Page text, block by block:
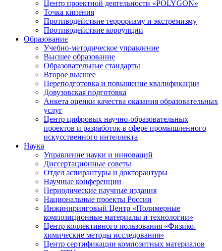
Центр проектной деятельности «POLYGON»
Точка кипения
Противодействие терроризму и экстремизму
Противодействие коррупции
Образование
Учебно-методическое управление
Высшее образование
Образовательные стандарты
Второе высшее
Переподготовка и повышение квалификации
Довузовская подготовка
Анкета оценки качества оказания образовательных
услуг
Центр цифровых научно-образовательных
проектов и разработок в сфере промышленного
искусственного интеллекта
Наука
Управление науки и инноваций
Диссертационные советы
Отдел аспирантуры и докторантуры
Научные конференции
Периодические научные издания
Национальные проекты России
Инжиниринговый Центр «Полимерные
композиционные материалы и технологии»
Центр коллективного пользования «Физико-
химические методы исследования»
Центр сертификации композитных материалов